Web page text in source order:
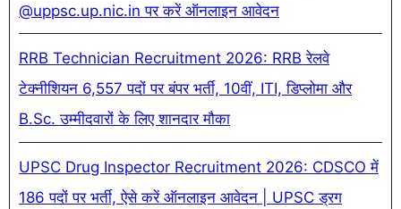
@uppsc.up.nic.in पर करें ऑनलाइन आवेदन
RRB Technician Recruitment 2026: RRB रेलवे
टेक्नीशियन 6,557 पदों पर बंपर भर्ती, 10वीं, ITI, डिप्लोमा और
B.Sc. उम्मीदवारों के लिए शानदार मौका
UPSC Drug Inspector Recruitment 2026: CDSCO में
186 पदों पर भर्ती, ऐसे करें ऑनलाइन आवेदन | UPSC ड्रग